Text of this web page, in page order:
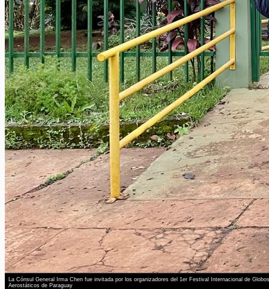
La Cónsul General Irma Chen fue invitada por los organizadores del 1er Festival Internacional de Globos
Aerostáticos de Paraguay